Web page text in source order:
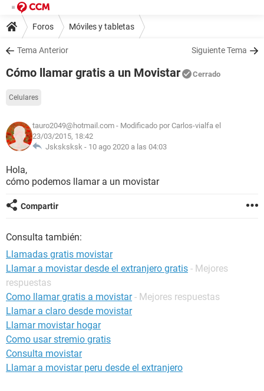
Foros Móviles y tabletas
Tema Anterior Siguiente Tema
Cómo llamar gratis a un Movistar Cerrado
Celulares
tauro2049@hotmail.com - Modificado por Carlos-vialfa el
23/03/2015, 18:42
Jsksksksk - 10 ago 2020 a las 04:03
Hola,
cómo podemos llamar a un movistar
Compartir
Consulta también:
Llamadas gratis movistar
Llamar a movistar desde el extranjero gratis - Mejores
respuestas
Como llamar gratis a movistar - Mejores respuestas
Llamar a claro desde movistar
Llamar movistar hogar
Como usar stremio gratis
Consulta movistar
Llamar a movistar peru desde el extranjero